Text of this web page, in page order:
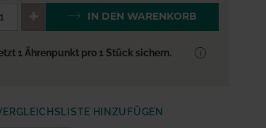
IN DEN WARENKORB
1 Ährenpunkt pro 1 Stück sichern.
HINZUFÜGEN